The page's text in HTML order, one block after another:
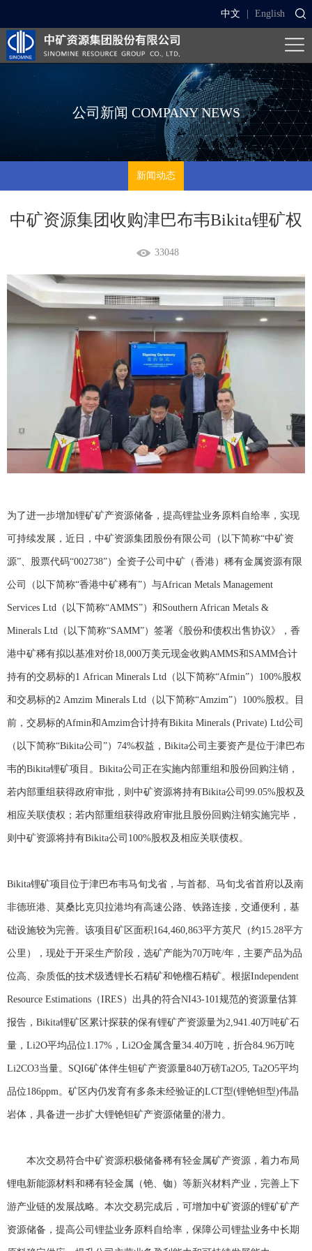
中文 English
公司新闻 COMPANY NEWS
新闻动态
中矿资源集团收购津巴布韦Bikita锂矿权
33048
为了进一步增加锂矿矿产资源储备，提高锂盐业务原料自给率，实现
可持续发展，近日，中矿资源集团股份有限公司（以下简称“中矿资
源”、股票代码“002738”）全资子公司中矿（香港）稀有金属资源有限
公司（以下简称“香港中矿稀有”）与African Metals Management
Services Ltd（以下简称“AMMS”）和Southern African Metals &
Minerals Ltd（以下简称“SAMM”）签署《股份和债权出售协议》，香
港中矿稀有拟以基准对价18,000万美元现金收购AMMS和SAMM合计
持有的交易标的1 African Minerals Ltd（以下简称“Afmin”）100%股权
和交易标的2 Amzim Minerals Ltd（以下简称“Amzim”）100%股权。目
前，交易标的Afmin和Amzim合计持有Bikita Minerals (Private) Ltd公司
（以下简称“Bikita公司”）74%权益，Bikita公司主要资产是位于津巴布
韦的Bikita锂矿项目。Bikita公司正在实施内部重组和股份回购注销，
若内部重组获得政府审批，则中矿资源将持有Bikita公司99.05%股权及
相应关联债权；若内部重组获得政府审批且股份回购注销实施完毕，
则中矿资源将持有Bikita公司100%股权及相应关联债权。
Bikita锂矿项目位于津巴布韦马旬戈省，与首都、马旬戈省首府以及南
非德班港、莫桑比克贝拉港均有高速公路、铁路连接，交通便利，基
础设施较为完善。该项目矿区面积164,460,863平方英尺（约15.28平方
公里），现处于开采生产阶段，选矿产能为70万吨/年，主要产品为品
位高、杂质低的技术级透锂长石精矿和铯榴石精矿。根据Independent
Resource Estimations（IRES）出具的符合NI43-101规范的资源量估算
报告，Bikita锂矿区累计探获的保有锂矿产资源量为2,941.40万吨矿石
量，Li2O平均品位1.17%，Li2O金属含量34.40万吨，折合84.96万吨
Li2CO3当量。SQI6矿体伴生钽矿产资源量840万磅Ta2O5, Ta2O5平均
品位186ppm。矿区内仍发育有多条未经验证的LCT型(锂铯钽型)伟晶
岩体，具备进一步扩大锂铯钽矿产资源储量的潜力。
本次交易符合中矿资源积极储备稀有轻金属矿产资源，着力布局
锂电新能源材料和稀有轻金属（铯、铷）等新兴材料产业，完善上下
游产业链的发展战略。本次交易完成后，可增加中矿资源的锂矿矿产
资源储备，提高公司锂盐业务原料自给率，保障公司锂盐业务中长期